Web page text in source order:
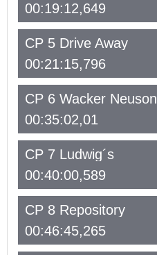
00:19:12,649
CP 5 Drive Away
00:21:15,796
CP 6 Wacker Neuson
00:35:02,01
CP 7 Ludwig´s
00:40:00,589
CP 8 Repository
00:46:45,265